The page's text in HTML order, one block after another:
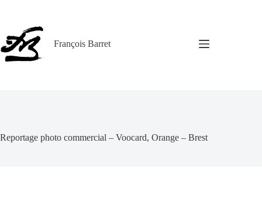
François Barret
Reportage photo com­mercial – Voocard, Orange – Brest